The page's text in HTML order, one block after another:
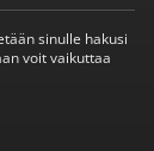
sinulle hakusi
voit vaikuttaa